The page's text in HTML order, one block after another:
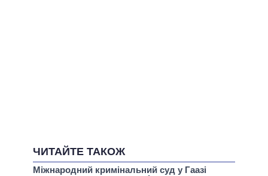
ЧИТАЙТЕ ТАКОЖ
Міжнародний кримінальний суд у Гаазі